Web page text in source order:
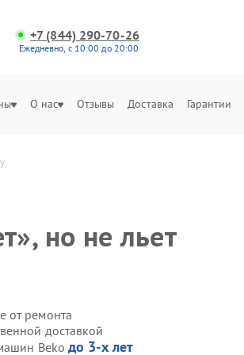
+7 (844) 290-70-26
Ежедневно, с 10:00 до 20:00
О нас Отзывы Доставка Гарантии
но не льет
от ремонта
доставкой
Beko до 3-х лет